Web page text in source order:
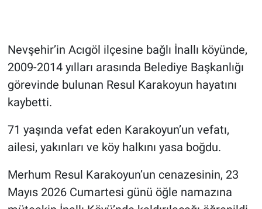
Nevşehir’in Acıgöl ilçesine bağlı İnallı köyünde,
2009-2014 yılları arasında Belediye Başkanlığı
görevinde bulunan Resul Karakoyun hayatını
kaybetti.
71 yaşında vefat eden Karakoyun’un vefatı,
ailesi, yakınları ve köy halkını yasa boğdu.
Merhum Resul Karakoyun’un cenazesinin, 23
Mayıs 2026 Cumartesi günü öğle namazına
Kayseri
Niğde
Aksaray
Yerel